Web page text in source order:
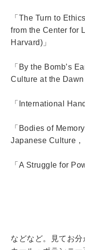
「 The Turn to
from the Center for
Harvard) 」
「 By the Bomb’s
Culture at the
「 International
「 Bodies of
Japanese Culture ，
「 A Struggle for
などなど。見てお分